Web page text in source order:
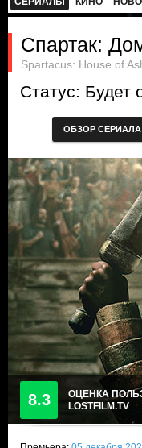
Спартак:
Spartacus: House of
Статус: Будет
ОБЗОР СЕРИАЛА
8.3
ОЦЕНКА
LOSTFILM.TV